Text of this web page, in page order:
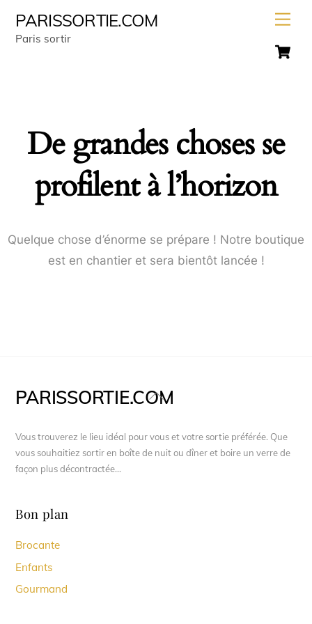
PARISSORTIE.COM
Paris sortir
De grandes choses se
profilent à l’horizon
Quelque chose d’énorme se prépare ! Notre boutique
est en chantier et sera bientôt lancée !
Back
Top
PARISSORTIE.COM
Vous trouverez le lieu idéal pour vous et votre sortie préférée. Que
vous souhaitiez sortir en boîte de nuit ou dîner et boire un verre de
façon plus décontractée...
Bon plan
Brocante
Enfants
Gourmand